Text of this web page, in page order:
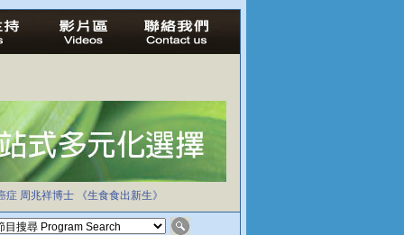
症 周兆祥博士 《生食食出新生》